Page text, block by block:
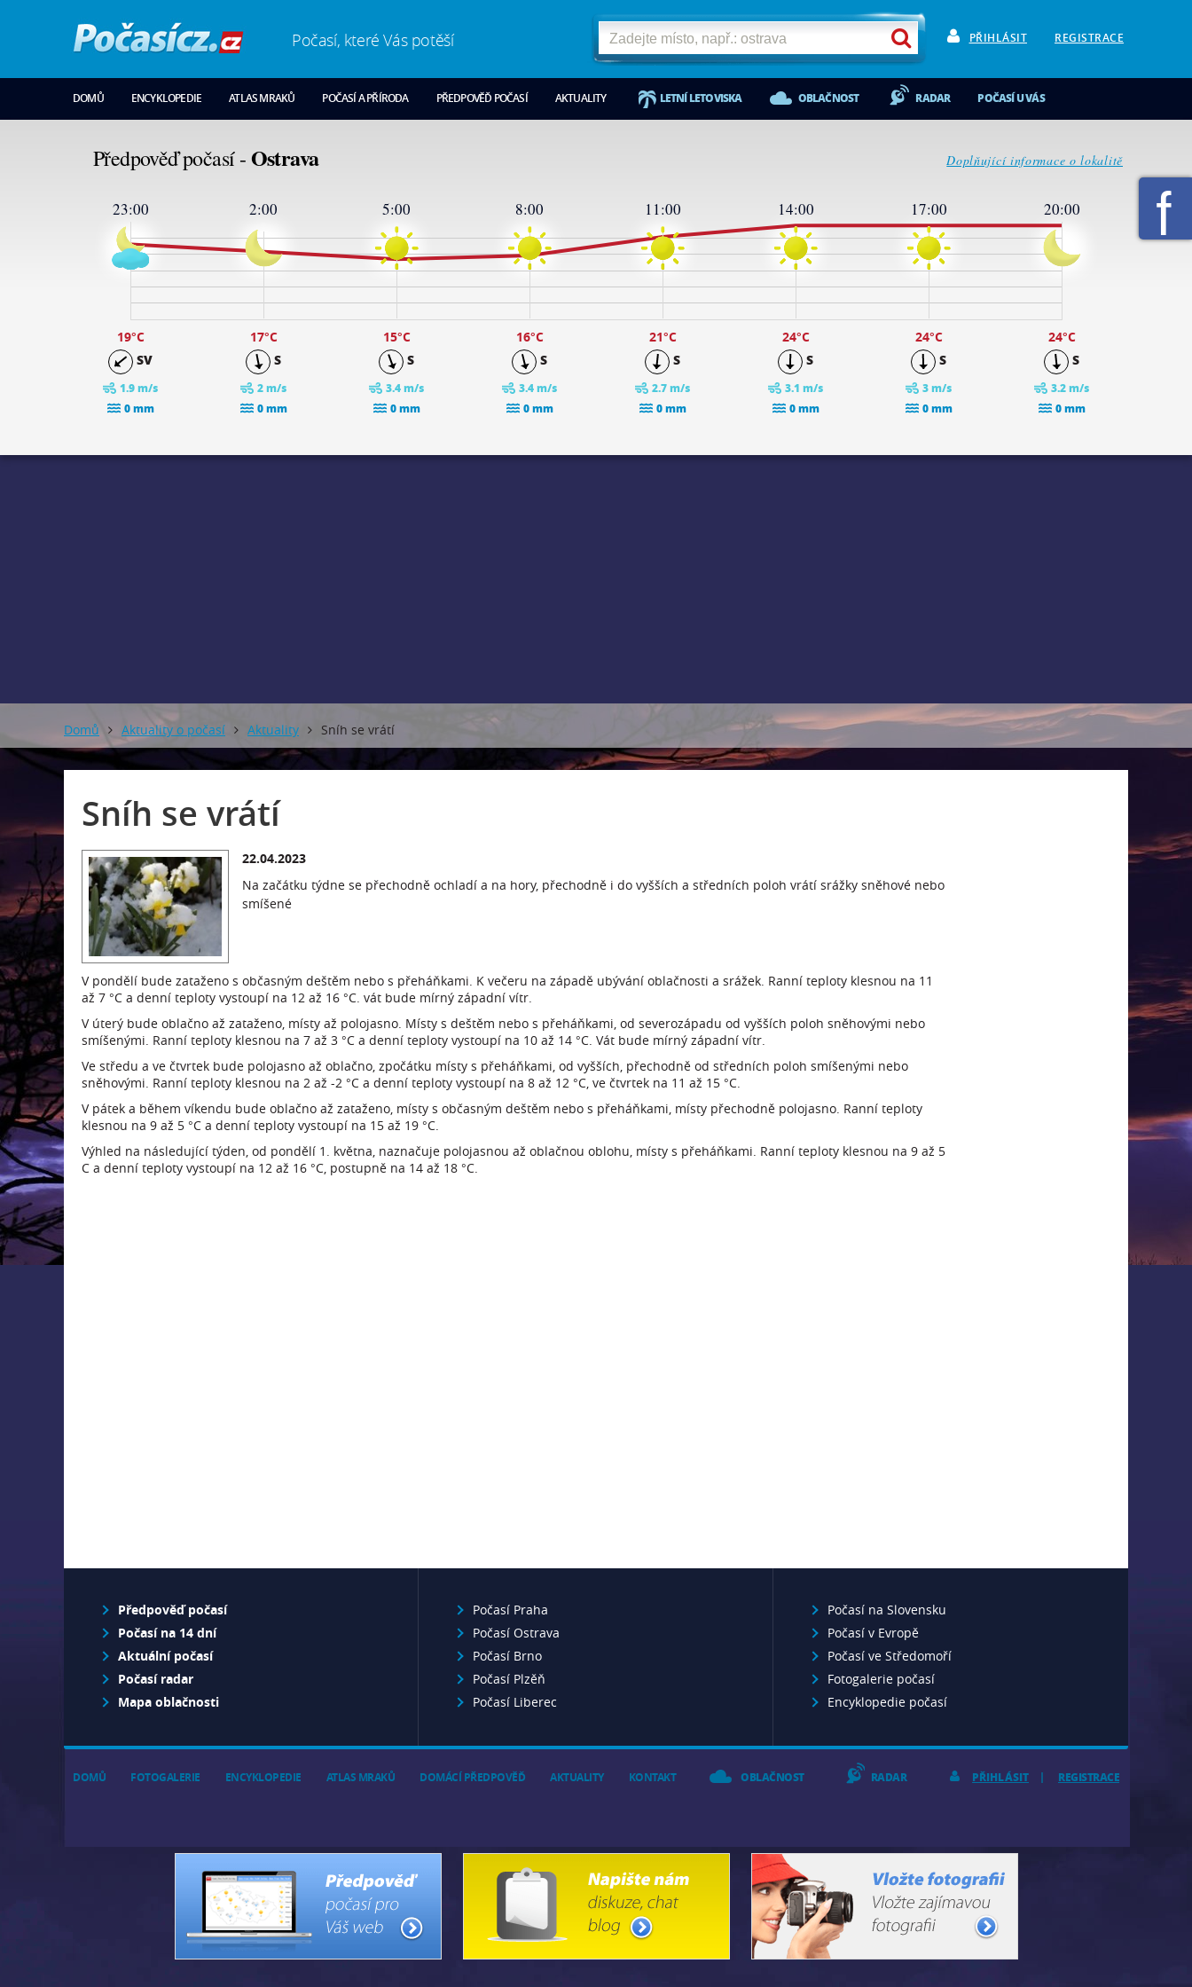
Počasí, které Vás potěší PŘIHLÁSIT REGISTRACE
DOMŮ ENCYKLOPEDIE ATLAS MRAKŮ POČASÍ A PŘÍRODA PŘEDPOVĚĎ POČASÍ AKTUALITY LETNÍ LETOVISKA OBLAČNOST RADAR POČASÍ U VÁS
Předpověď počasí -Ostrava Doplňující informace o lokalitě
23:00
19°C
SV
1.9 m/s
0 mm
2:00
17°C
S
2 m/s
0 mm
5:00
15°C
S
3.4 m/s
0 mm
8:00
16°C
S
3.4 m/s
0 mm
11:00
21°C
S
2.7 m/s
0 mm
14:00
24°C
S
3.1 m/s
0 mm
17:00
24°C
S
3 m/s
0 mm
20:00
24°C
S
3.2 m/s
0 mm
25
24
19
14
Domů Aktuality o počasí Aktuality Sníh se vrátí
Sníh se vrátí
22.04.2023
Na začátku týdne se přechodně ochladí a na hory, přechodně i do vyšších a středních poloh vrátí srážky sněhové nebo
smíšené
V pondělí bude zataženo s občasným deštěm nebo s přeháňkami. K večeru na západě ubývání oblačnosti a srážek. Ranní teploty klesnou na 11
až 7 °C a denní teploty vystoupí na 12 až 16 °C. vát bude mírný západní vítr.
V úterý bude oblačno až zataženo, místy až polojasno. Místy s deštěm nebo s přeháňkami, od severozápadu od vyšších poloh sněhovými nebo
smíšenými. Ranní teploty klesnou na 7 až 3 °C a denní teploty vystoupí na 10 až 14 °C. Vát bude mírný západní vítr.
Ve středu a ve čtvrtek bude polojasno až oblačno, zpočátku místy s přeháňkami, od vyšších, přechodně od středních poloh smíšenými nebo
sněhovými. Ranní teploty klesnou na 2 až -2 °C a denní teploty vystoupí na 8 až 12 °C, ve čtvrtek na 11 až 15 °C.
V pátek a během víkendu bude oblačno až zataženo, místy s občasným deštěm nebo s přeháňkami, místy přechodně polojasno. Ranní teploty
klesnou na 9 až 5 °C a denní teploty vystoupí na 15 až 19 °C.
Výhled na následující týden, od pondělí 1. května, naznačuje polojasnou až oblačnou oblohu, místy s přeháňkami. Ranní teploty klesnou na 9 až 5
C a denní teploty vystoupí na 12 až 16 °C, postupně na 14 až 18 °C.
Předpověď počasí
Počasí na 14 dní
Aktuální počasí
Počasí radar
Mapa oblačnosti
Počasí Praha
Počasí Ostrava
Počasí Brno
Počasí Plzěň
Počasí Liberec
Počasí na Slovensku
Počasí v Evropě
Počasí ve Středomoří
Fotogalerie počasí
Encyklopedie počasí
DOMŮ FOTOGALERIE ENCYKLOPEDIE ATLAS MRAKŮ DOMÁCÍ PŘEDPOVĚĎ AKTUALITY KONTAKT OBLAČNOST RADAR REGISTRACE
PŘIHLÁSIT